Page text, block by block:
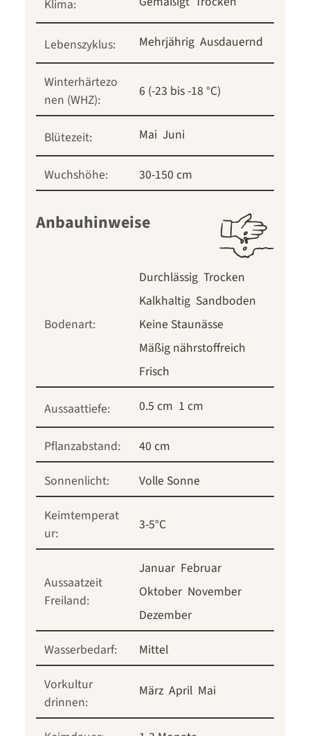
Klima:
Lebenszyklus: Mehrjährig Ausdauernd
Winterhärtezo
nen (WHZ):
6 (-23 bis -18 °C)
Blütezeit: Mai Juni
Wuchshöhe: 30-150 cm
Anbauhinweise
Bodenart:
Durchlässig Trocken
Kalkhaltig Sandboden
Keine Staunässe
Mäßig nährstoffreich
Frisch
Aussaattiefe: 0.5 cm 1 cm
Pflanzabstand:
40 cm
Sonnenlicht:
Volle Sonne
Keimtemperat
ur:
3-5°C
Aussaatzeit
Freiland:
Januar Februar
Oktober November
Dezember
Wasserbedarf:
Mittel
Vorkultur
drinnen:
März April Mai